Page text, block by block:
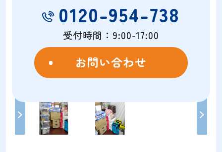
0120-954-738
受付時間：9:00-17:00
お問い合わせ